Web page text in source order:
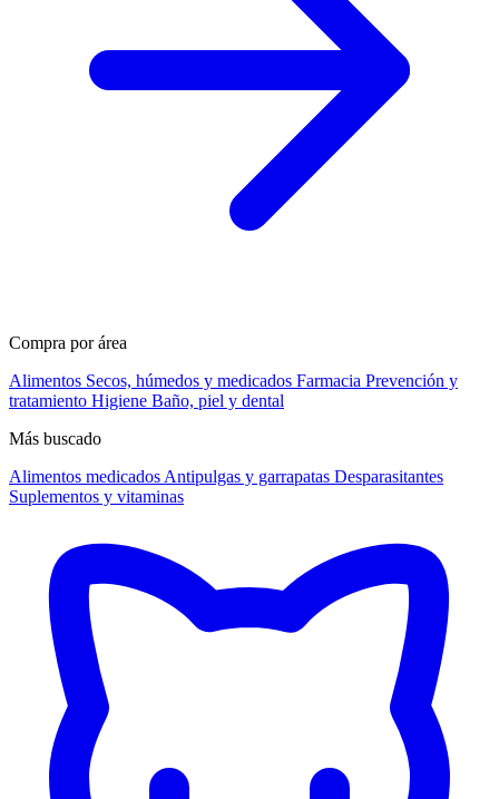
Compra por área
Alimentos Secos, húmedos y medicados Farmacia Prevención y
tratamiento Higiene Baño, piel y dental
Más buscado
Alimentos medicados Antipulgas y garrapatas Desparasitantes
Suplementos y vitaminas